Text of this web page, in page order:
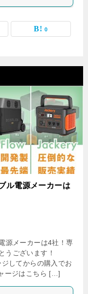
0
ル電源メーカーは
源メーカーは4社！専
うございます！
してからの購入でお
ージはこちら […]